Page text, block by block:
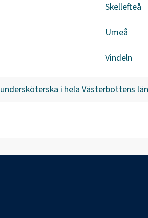
Skellefteå
Umeå
Vindeln
undersköterska i hela Västerbottens län